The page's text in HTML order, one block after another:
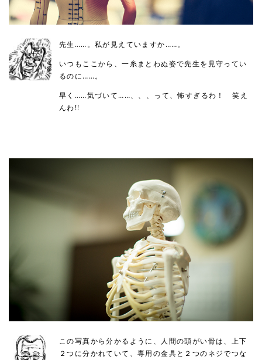
先生……。私が見えていますか……。
いつもここから、一糸まとわぬ姿で先生を見守ってい
るのに……。
早く……気づいて……、、、って、怖すぎるわ！ 笑え
んわ!!
この写真から分かるように、人間の頭がい骨は、上下
２つに分かれていて、専用の金具と２つのネジでつな